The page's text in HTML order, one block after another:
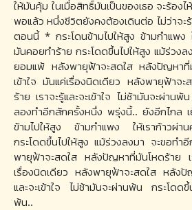
ให้มันคุ้ม ในเมื่อสิทธิ์มันเป็นของเธอ จะร้อง
พอแล้ว หนึ่งชีวิตยังคงต้องเดินต่อ ไม่ว่าจะ
ตอนนี้ * กระโดนข้ามไปให้สูง ข้ามกำแพง
มันคอยทำร้าย กระโดดขึ้นไปให้สูง แม้ร่วง
ยอมแพ้ หลังพายุฟ้าจะสดใส หลังปัญหาที่มั
เข้าใจ มันแค่เรื่องนิดเดียว หลังพายุฟ้าจ
ร้าย เราจะรู้และจะเข้าใจ ไม่ช้ามันจะผ่า
ลองทำอีกสักครั้งหนึ่ง พรุ่งนี้.. ยังอีกไกล เ
ข้ามไปให้สูง ข้ามกำแพง ให้เราก้าวผ่าน
กระโดดขึ้นไปให้สูง แม้ร่วงลงมา จะขอท
พายุฟ้าจะสดใส หลังปัญหาที่มันโหดร้าย เร
เรื่องนิดเดียว หลังพายุฟ้าจะสดใส หลังปั
และจะเข้าใจ ไม่ช้ามันจะผ่านพ้น กระโดด
พ้น..